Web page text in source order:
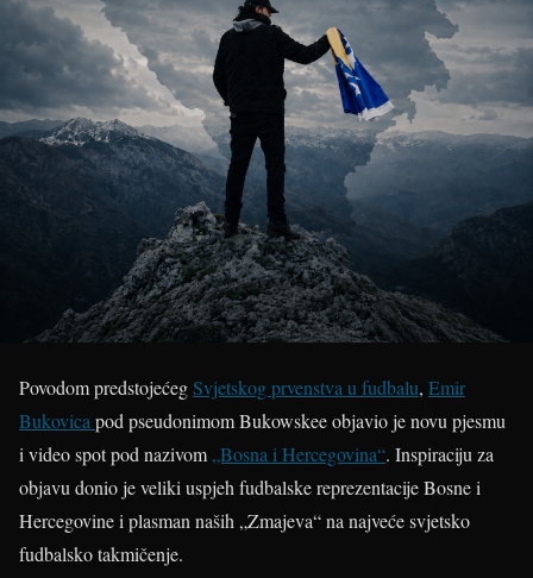
Povodom predstojećegSvjetskog prvenstva u fudbalu, Emir
Bukovica pod pseudonimom Bukowskee objavio je novu pjesmu
i video spot pod nazivom „Bosna i Hercegovina“. Inspiraciju za
objavu donio je veliki uspjeh fudbalske reprezentacije Bosne i
Hercegovine i plasman naših „Zmajeva“ na najveće svjetsko
fudbalsko takmičenje.